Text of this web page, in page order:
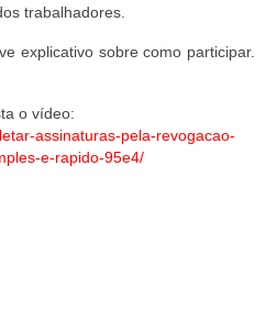
trabalhadores.
explicativo sobre como participar.
o vídeo:
assinaturas-pela-revogacao-
e-rapido-95e4/